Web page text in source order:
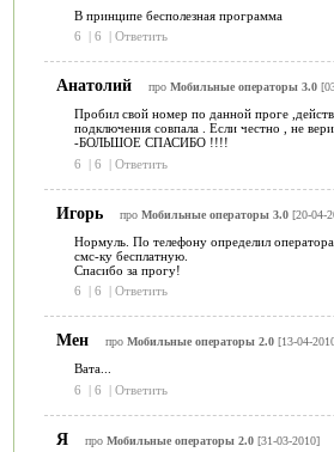
В принципе бесполезная программа
6
| 6 | Ответить
Анатолий про Мобильные операторы 3.0
Пробил свой номер по данной проге
подключения совпала . Если честно , не
-БОЛЬШОЕ СПАСИБО !!!!
6
| 6 | Ответить
Игорь про Мобильные операторы 3.0[20-04-
Нормуль. По телефону определил
смс-ку бесплатную.
Спасибо за прогу!
6
| 6 | Ответить
Мен про Мобильные операторы 2.0[13-04-
Вата...
6
| 6 | Ответить
Я про Мобильные операторы 2.0[31-03-2010]